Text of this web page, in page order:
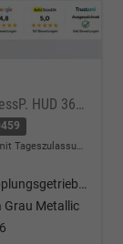
Business 1.5eTSI DSG AHK Dynamic BusinessP. HUD 360Cam DGE Paket - DIGITAL DRIVE INTELLIGENT L Gepäcktrennnetz
Tageszulassung
Doppelkupplungsgetriebe (DSG)
Grau Metallic